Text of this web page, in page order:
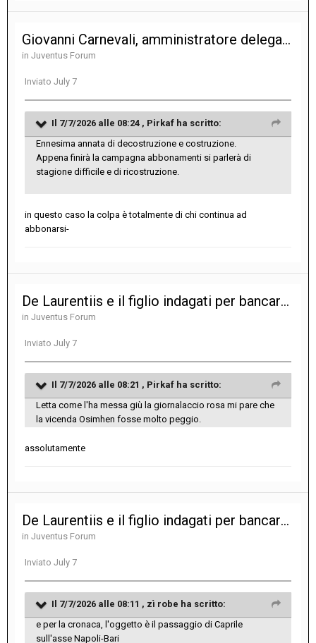
Giovanni Carnevali, amministratore delegato e direttore generale
in Juventus Forum
Inviato July 7
Il 7/7/2026 alle 08:24 , Pirkaf ha scritto:
Ennesima annata di decostruzione e costruzione.
Appena finirà la campagna abbonamenti si parlerà di
stagione difficile e di ricostruzione.
in questo caso la colpa è totalmente di chi continua ad
abbonarsi-
De Laurentiis e il figlio indagati per bancarotta fraudolenta nella gestione del Bari
in Juventus Forum
Inviato July 7
Il 7/7/2026 alle 08:21 , Pirkaf ha scritto:
Letta come l'ha messa giù la giornalaccio rosa mi pare che
la vicenda Osimhen fosse molto peggio.
assolutamente
De Laurentiis e il figlio indagati per bancarotta fraudolenta nella gestione del Bari
in Juventus Forum
Inviato July 7
Il 7/7/2026 alle 08:11 , zì robe ha scritto:
e per la cronaca, l'oggetto è il passaggio di Caprile
sull'asse Napoli-Bari